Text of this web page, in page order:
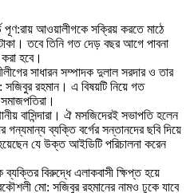
পূণ:রায় আওয়ালীগকে সক্রিয় করতে মাঠে
টাকা। তবে তিনি গত দেড় বছর আগে পাবনা
হবে।
সাধারন সম্পাদক দুলাল সরদার ও তার
রহমান। এ বিষয়টি নিয়ে গত
বাসিন্দারা। ঐ মসজিদেরই সভাপতি হলেন
ব্যক্তি বর্গের সন্তানদের ছবি দিয়ে
যে উক্ত আইডিটি পরিচালনা করেন
বিরুদ্ধে এলাকবাসী ক্ষিপ্ত হয়ে
মো: সজিবুর রহমানের নামও ঢুকে যাবে